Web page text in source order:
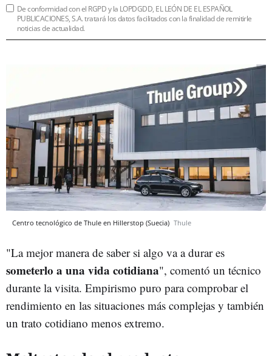
De conformidad con el RGPD y la LOPDGDD, EL LEÓN DE EL ESPAÑOL
PUBLICACIONES, S.A. tratará los datos facilitados con la finalidad de remitirle
noticias de actualidad.
Centro tecnológico de Thule en Hillerstop (Suecia) Thule
"La mejor manera de saber si algo va a durar es
someterlo a una vida cotidiana", comentó un técnico
durante la visita. Empirismo puro para comprobar el
rendimiento en las situaciones más complejas y también
un trato cotidiano menos extremo.